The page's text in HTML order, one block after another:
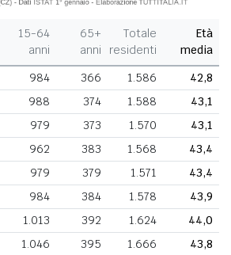
15-64
anni
65+
anni
Totale
residenti
Età
media
984 366 1.586
42,8
988 374 1.588
43,1
979 373 1.570
43,1
962 383 1.568
43,4
979 379 1.571
43,4
984 384 1.578
43,9
1.013 392 1.624
44,0
1.046 395 1.666
43,8